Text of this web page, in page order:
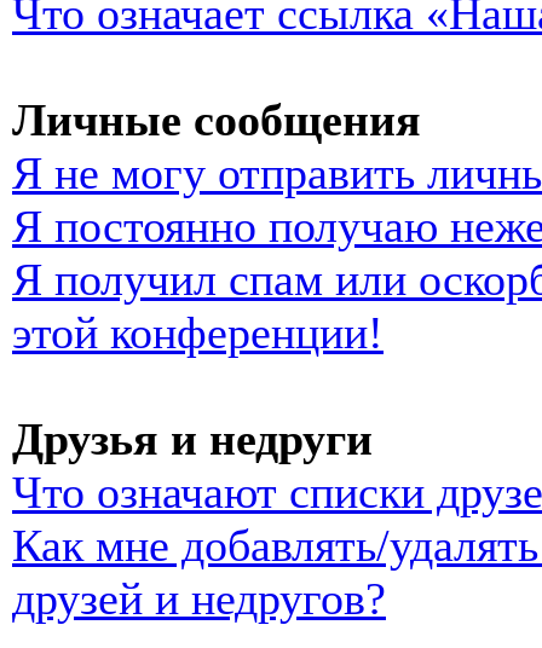
Что означает ссылка
Личные сообщения
Я не могу отправить
Я постоянно получаю
Я получил спам или
этой конференции!
Друзья и недруги
Что означают списки
Как мне добавлять/
друзей и недругов?